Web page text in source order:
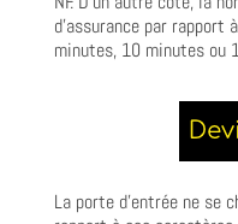
d’assurance par
minutes, 10 minutes ou
La porte d’entrée ne se